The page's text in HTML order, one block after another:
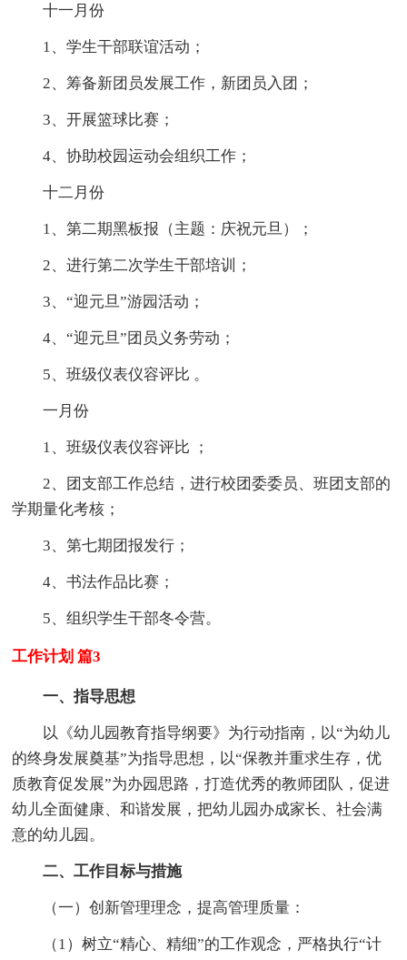
十一月份
1、学生干部联谊活动；
2、筹备新团员发展工作，新团员入团；
3、开展篮球比赛；
4、协助校园运动会组织工作；
十二月份
1、第二期黑板报（主题：庆祝元旦）；
2、进行第二次学生干部培训；
3、“迎元旦”游园活动；
4、“迎元旦”团员义务劳动；
5、班级仪表仪容评比 。
一月份
1、班级仪表仪容评比 ；
2、团支部工作总结，进行校团委委员、班团支部的
学期量化考核；
3、第七期团报发行；
4、书法作品比赛；
5、组织学生干部冬令营。
工作计划 篇3
一、指导思想
以《幼儿园教育指导纲要》为行动指南，以“为幼儿
的终身发展奠基”为指导思想，以“保教并重求生存，优
质教育促发展”为办园思路，打造优秀的教师团队，促进
幼儿全面健康、和谐发展，把幼儿园办成家长、社会满
意的幼儿园。
二、工作目标与措施
（一）创新管理理念，提高管理质量：
（1）树立“精心、精细”的工作观念，严格执行“计